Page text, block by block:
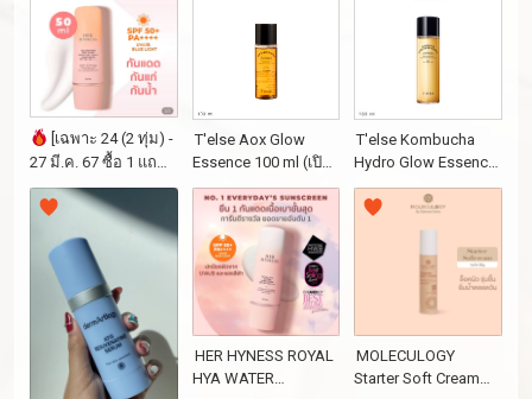
[เฉพาะ 24 (2 ทุ่ม) -
27 มี.ค. 67 ซื้อ 1 แถม
1] HER HYNESS
HEXAPEPTIDE ANTI-
AGING SUPER DRY
TOUCH SUNSCREEN
SPF 50+ PA++++ 50
ML เฮอ ไฮเนส เฮกซา
เปปไทด์ แอนไทเอจจิ้ง
ซุปเปอร์ ดราย ทัช ซัน
สกรีน เอสพีเอฟ50+
พีเอ++++ 50ML สูตร
T'else Aox Glow
Essence 100 ml (เปิด
จำหน่ายพร้อมราคา
พิเศษ 4.4 นี้)
T'else Kombucha
Hydro Glow Essence
150 ml
HER HYNESS ROYAL
HYA WATER
MOLECULOGY
Starter Soft Cream